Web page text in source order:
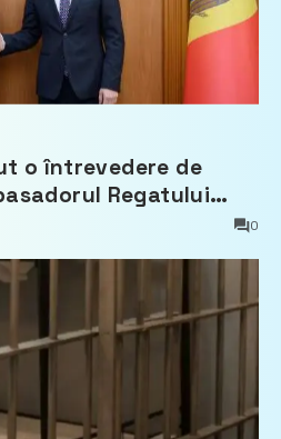
o întrevedere de
Regatului
0